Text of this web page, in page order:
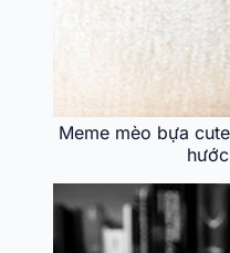
Meme mèo bựa